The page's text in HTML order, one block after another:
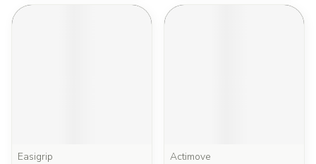
Easigrip
Actimove